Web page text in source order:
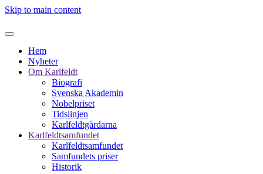
Skip to main content
Hem
Nyheter
Om Karlfeldt
Biografi
Svenska Akademin
Nobelpriset
Tidslinjen
Karlfeldtgårdarna
Karlfeldtsamfundet
Karlfeldtsamfundet
Samfundets priser
Historik